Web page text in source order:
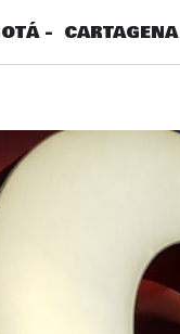
- CARTAGENA